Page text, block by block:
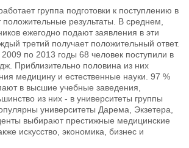
группа подготовки к поступлению в
результаты. В среднем,
ежегодно подают заявления в эти
третий получает положительный ответ.
по 2013 годы 68 человек поступили в
Приблизительно половина из них
медицину и естественные науки. 97 %
в высшие учебные заведения,
из них - в университеты группы
университеты Дарема, Экзетера,
выбирают престижные медицинские
искусство, экономика, бизнес и